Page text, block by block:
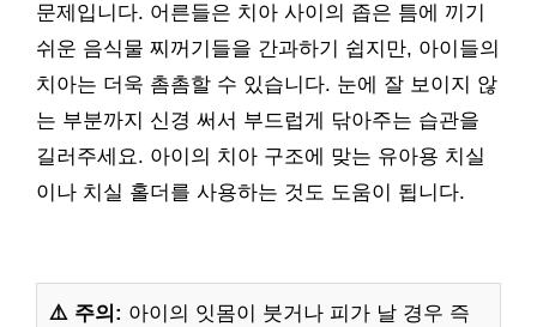
문제입니다. 어른들은 치아 사이의 좁은 틈에 끼기
쉬운 음식물 찌꺼기들을 간과하기 쉽지만, 아이들의
치아는 더욱 촘촘할 수 있습니다. 눈에 잘 보이지 않
는 부분까지 신경 써서 부드럽게 닦아주는 습관을
길러주세요. 아이의 치아 구조에 맞는 유아용 치실
이나 치실 홀더를 사용하는 것도 도움이 됩니다.
⚠️ 주의: 아이의 잇몸이 붓거나 피가 날 경우 즉